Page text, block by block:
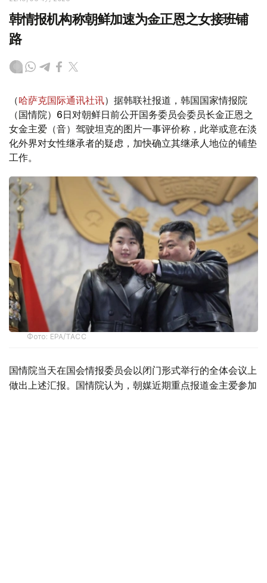
韩情报机构称朝鲜加速为金正恩之女接班铺
路
（哈萨克国际通讯社讯）据韩联社报道，韩国国家情报院
（国情院）6日对朝鲜日前公开国务委员会委员长金正恩之
女金主爱（音）驾驶坦克的图片一事评价称，此举或意在淡
化外界对女性继承者的疑虑，加快确立其继承人地位的铺垫
工作。
Фото: ЕРА/ТАСС
国情院当天在国会情报委员会以闭门形式举行的全体会议上
做出上述汇报。国情院认为，朝媒近期重点报道金主爱参加